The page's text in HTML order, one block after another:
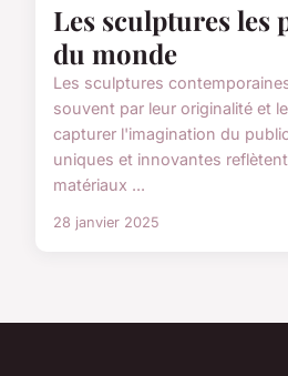
Les sculptures les
du monde
Les sculptures
souvent par leur originalité et
capturer l'imagination du
uniques et innovantes
matériaux ...
28 janvier 2025